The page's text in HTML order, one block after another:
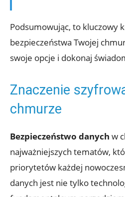
Podsumowując, to kluczowy⁣
bezpieczeństwa Twojej
swoje opcje ⁣i dokonaj
Znaczenie
chmurze
Bezpieczeństwo danych w
najważniejszych ⁢tematów,
priorytetów każdej
danych jest nie tylko